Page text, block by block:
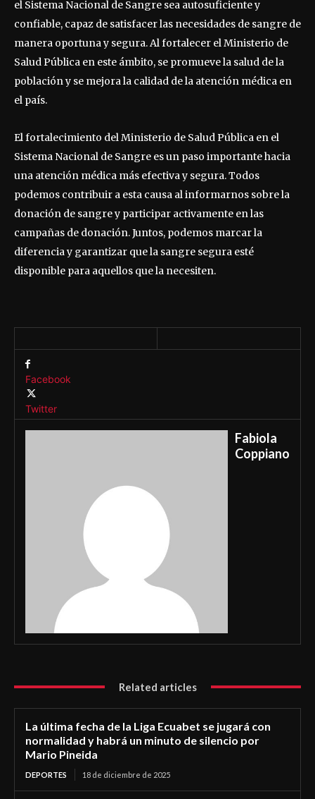
el Sistema Nacional de Sangre sea autosuficiente y
confiable, capaz de satisfacer las necesidades de sangre de
manera oportuna y segura. Al fortalecer el Ministerio de
Salud Pública en este ámbito, se promueve la salud de la
población y se mejora la calidad de la atención médica en
el país.
El fortalecimiento del Ministerio de Salud Pública en el
Sistema Nacional de Sangre es un paso importante hacia
una atención médica más efectiva y segura. Todos
podemos contribuir a esta causa al informarnos sobre la
donación de sangre y participar activamente en las
campañas de donación. Juntos, podemos marcar la
diferencia y garantizar que la sangre segura esté
disponible para aquellos que la necesiten.
Facebook
Twitter
Fabiola
Coppiano
Related articles
La última fecha de la Liga Ecuabet se jugará con
normalidad y habrá un minuto de silencio por
Mario Pineida
DEPORTES 18 de diciembre de 2025